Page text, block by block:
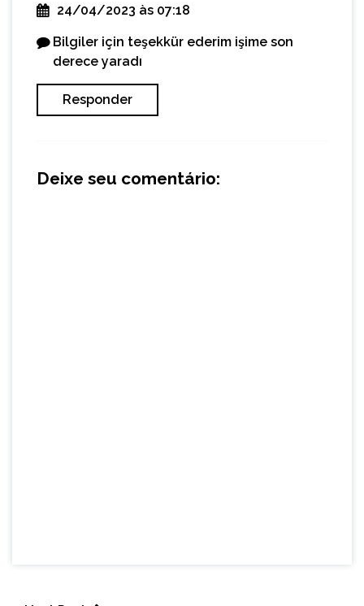
24/04/2023 às 07:18
Bilgiler için teşekkür ederim işime son
derece yaradı
Responder
Deixe seu comentário: